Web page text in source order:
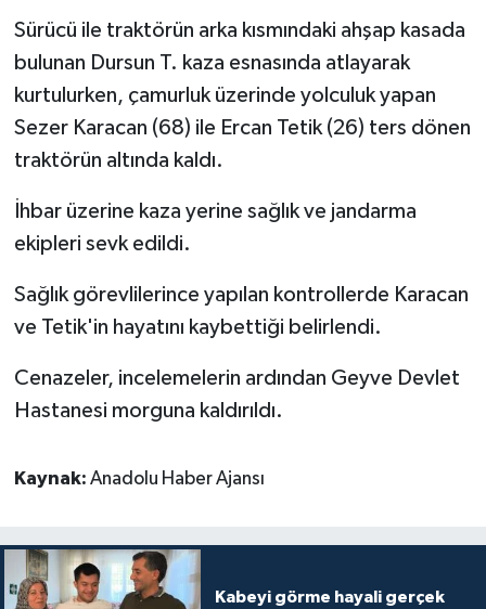
Sürücü ile traktörün arka kısmındaki ahşap kasada
bulunan Dursun T. kaza esnasında atlayarak
kurtulurken, çamurluk üzerinde yolculuk yapan
Sezer Karacan (68) ile Ercan Tetik (26) ters dönen
traktörün altında kaldı.
İhbar üzerine kaza yerine sağlık ve jandarma
ekipleri sevk edildi.
Sağlık görevlilerince yapılan kontrollerde Karacan
ve Tetik'in hayatını kaybettiği belirlendi.
Cenazeler, incelemelerin ardından Geyve Devlet
Hastanesi morguna kaldırıldı.
Kaynak: Anadolu Haber Ajansı
Kabeyi görme hayali gerçek
Bingöl Müftülüğü
Bitlis Müftülüğü
Burdur Müftülüğü
Bursa Müftülüğü
Çankırı Müftülüğü
Diyarbakır Müftülüğü
Aile
Sağlık
Ekonomi
Duyurular
Bilim, Teknoloji
İhtida Haberleri